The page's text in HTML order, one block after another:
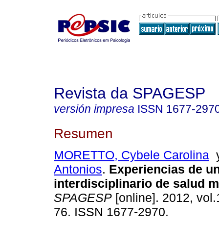
Revista da SPAGESP
versión impresa ISSN 1677-
Resumen
MORETTO, Cybele Carolina
Antonios. Experiencias de
interdisciplinario de salud
SPAGESP [online]. 2012,
76. ISSN 1677-2970.